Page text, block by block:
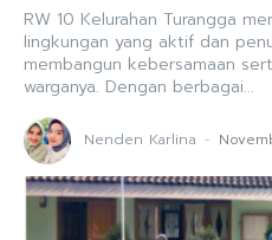
RW 10 Kelurahan Turangga
lingkungan yang aktif dan
membangun kebersamaan
warganya. Dengan berbagai...
Nenden Karlina -